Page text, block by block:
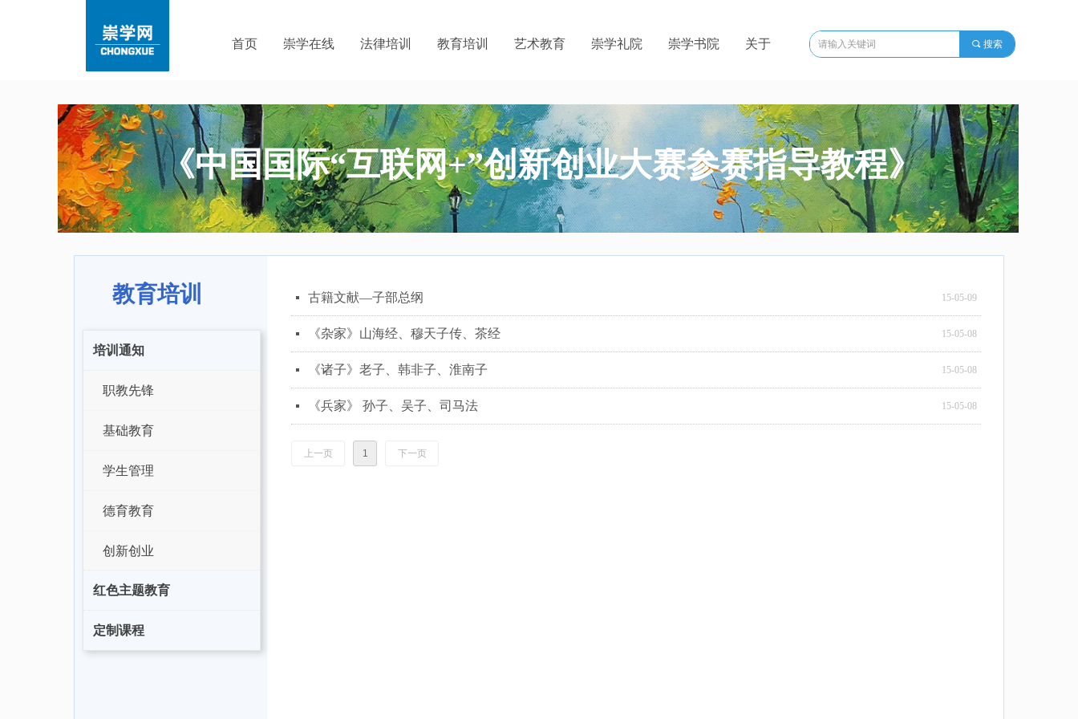
首页 崇学在线 法律培训 教育培训 艺术教育 崇学礼院 崇学书院 关于 끠 搜索
15-05-09
넷 古籍文献—子部总纲
15-05-08
넷 《杂家》山海经、穆天子传、茶经
15-05-08
넷 《诸子》老子、韩非子、淮南子
15-05-08
넷 《兵家》 孙子、吴子、司马法
上一页 1 下一页
培训通知
职教先锋
基础教育
学生管理
德育教育
创新创业
红色主题教育
定制课程
教育培训
《中国国际“互联网+”创新创业大赛参赛指导教程》